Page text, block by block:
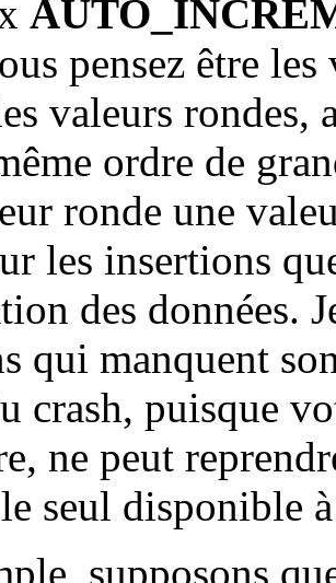
pensez être
valeurs
ordre de
ronde une
les insertions
des données.
qui manquent
crash, puisque
ne peut
seul disponible
supposons